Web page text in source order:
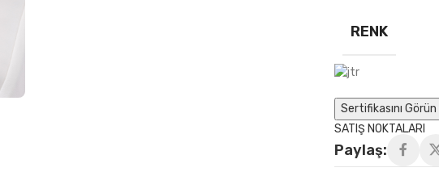
RENK
Sertifikasını Görün
SATIŞ NOKTALARI
Paylaş: